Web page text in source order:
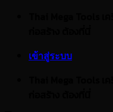
เข้าสู่ระบบ